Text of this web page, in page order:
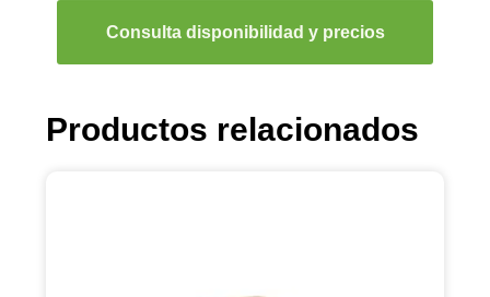
Consulta disponibilidad y precios
Productos relacionados